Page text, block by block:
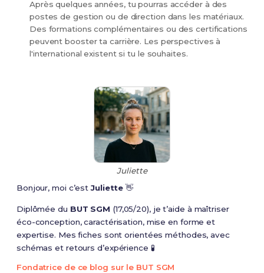
Après quelques années, tu pourras accéder à des
postes de gestion ou de direction dans les matériaux.
Des formations complémentaires ou des certifications
peuvent booster ta carrière. Les perspectives à
l'international existent si tu le souhaites.
Juliette
Bonjour, moi c’estJuliette 👋
Diplômée du BUT SGM (17,05/20), je t’aide à maîtriser
éco-conception, caractérisation, mise en forme et
expertise. Mes fiches sont orientées méthodes, avec
schémas et retours d’expérience 🧪
Fondatrice de ce blog sur le BUT SGM